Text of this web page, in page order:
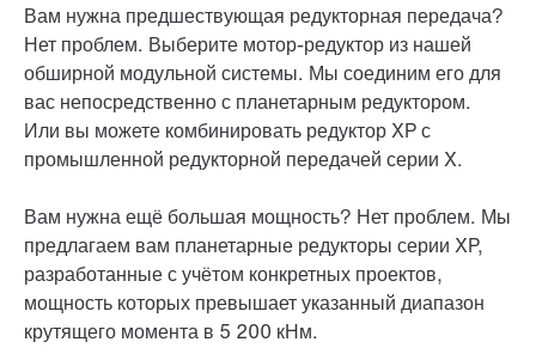
Вам нужна предшествующая редукторная передача?
Нет проблем. Выберите мотор-редуктор из нашей
обширной модульной системы. Мы соединим его для
вас непосредственно с планетарным редуктором.
Или вы можете комбинировать редуктор XP с
промышленной редукторной передачей серии X.
Вам нужна ещё большая мощность? Нет проблем. Мы
предлагаем вам планетарные редукторы серии XP,
разработанные с учётом конкретных проектов,
мощность которых превышает указанный диапазон
крутящего момента в 5 200 кНм.